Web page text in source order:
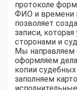
протоколе
ФИО и времени
позволяет
записи,
сторонами и
Мы направляем
оформляем
копии
заполняем